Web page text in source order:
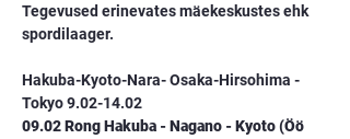
Tegevused erinevates mäekeskustes ehk
spordilaager.
Hakuba-Kyoto-Nara- Osaka-Hirsohima -
Tokyo 9.02-14.02
09.02 Rong Hakuba - Nagano - Kyoto (Öö